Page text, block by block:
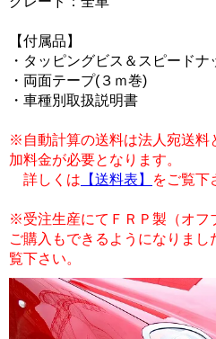
【付属品】
・タッピングビス＆スピードナ
・両面テープ(３ｍ巻)
・車種別取扱説明書
※自動計算の送料は法人宛送料
加料金が必要となります。
詳しくは 【送料表】 をご覧下
※受注生産にてＦＲＰ製（オフ
ご購入もできるようになりま
覧下さい。